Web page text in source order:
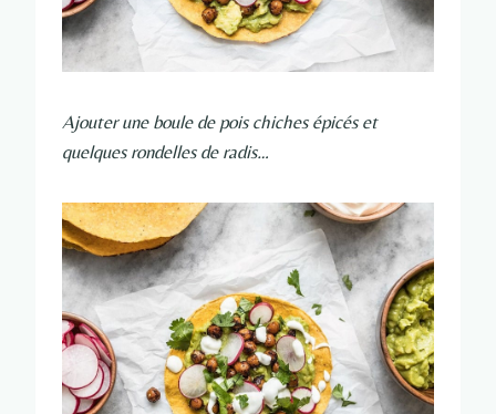
Ajouter une boule de pois chiches épicés et
quelques rondelles de radis…